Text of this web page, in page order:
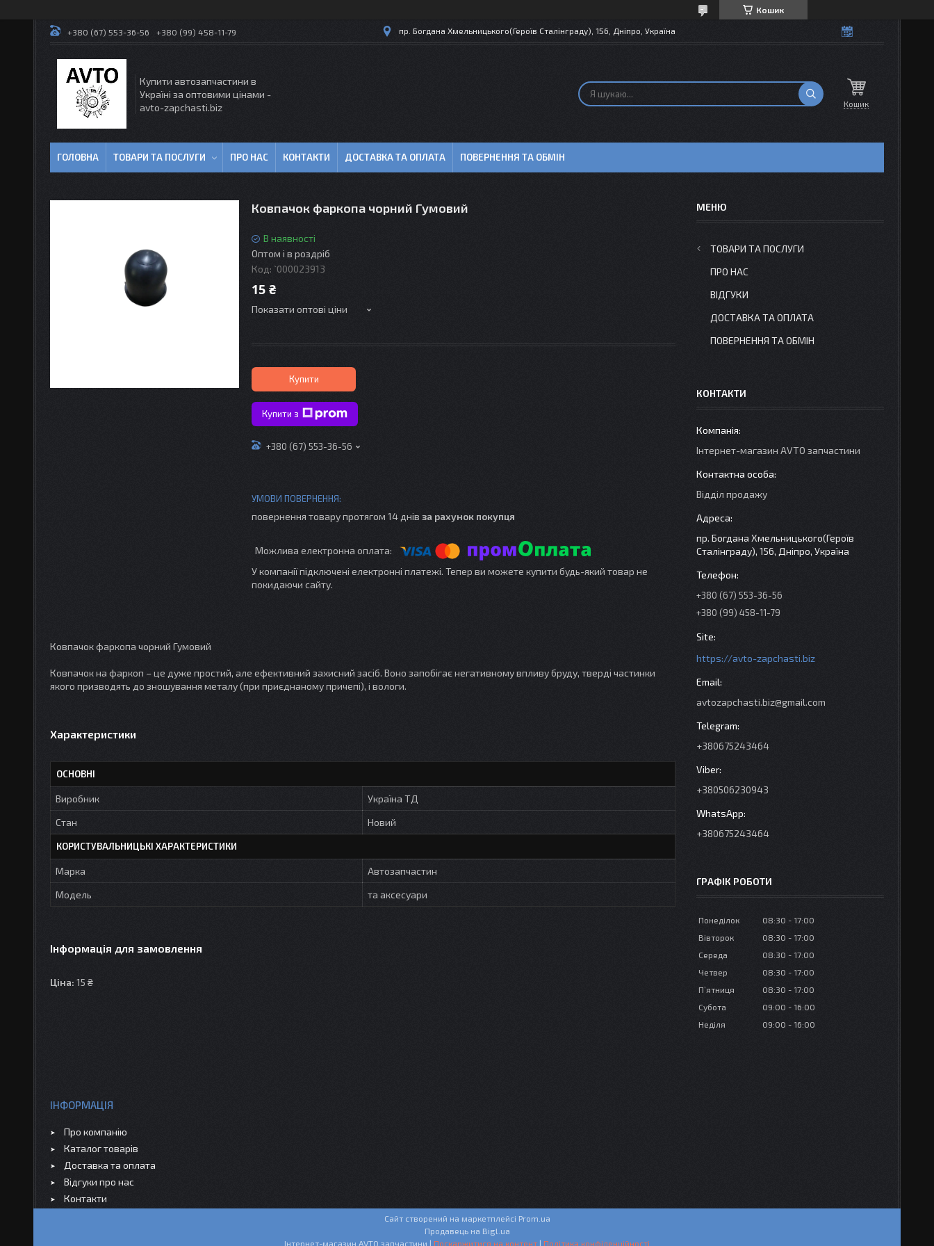
Кошик
+380 (67) 553-36-56 +380 (99) 458-11-79 пр. Богдана Хмельницького(Героїв Сталінграду), 156, Дніпро, Україна
Купити автозапчастини в
Україні за оптовими цінами -
avto-zapchasti.biz
Кошик
ГОЛОВНА ТОВАРИ ТА ПОСЛУГИ ПРО НАС КОНТАКТИ ДОСТАВКА ТА ОПЛАТА ПОВЕРНЕННЯ ТА ОБМІН
Ковпачок фаркопа чорний Гумовий
В наявності
Оптом і в роздріб
Код: `000023913
15 ₴
Показати оптові ціни
Купити
Купити з
+380 (67) 553-36-56
повернення товару протягом 14 днів за рахунок покупця
У компанії підключені електронні платежі. Тепер ви можете купити будь-який товар не
покидаючи сайту.
Ковпачок фаркопа чорний Гумовий
Ковпачок на фаркоп – це дуже простий, але ефективний захисний засіб. Воно запобігає негативному впливу бруду, тверді частинки
якого призводять до зношування металу (при приєднаному причепі), і вологи.
Характеристики
ОСНОВНІ
Виробник
Україна ТД
Стан
Новий
КОРИСТУВАЛЬНИЦЬКІ ХАРАКТЕРИСТИКИ
Марка
Автозапчастин
Мoдель
та аксесуари
Інформація для замовлення
Ціна: 15 ₴
ТОВАРИ ТА ПОСЛУГИ
ПРО НАС
ВІДГУКИ
ДОСТАВКА ТА ОПЛАТА
ПОВЕРНЕННЯ ТА ОБМІН
КОНТАКТИ
Інтернет-магазин AVTO запчастини
Відділ продажу
пр. Богдана Хмельницького(Героїв
Сталінграду), 156, Дніпро, Україна
+380 (67) 553-36-56
+380 (99) 458-11-79
https://avto-zapchasti.biz
avtozapchasti.biz@gmail.com
+380675243464
+380506230943
+380675243464
ГРАФІК РОБОТИ
Понеділок 08:30
17:00
Вівторок
08:30
17:00
Середа
08:30
17:00
Четвер
08:30
17:00
Пʼятниця
08:30
17:00
Субота
09:00
16:00
Неділя
09:00 16:00
ІНФОРМАЦІЯ
Про компанію
Каталог товарів
Доставка та оплата
Відгуки про нас
Контакти
Сайт створений на маркетплейсі Prom.ua
Продавець на Bigl.ua
Інтернет-магазин AVTO запчастини | Поскаржитися на контент | Політика конфіденційності